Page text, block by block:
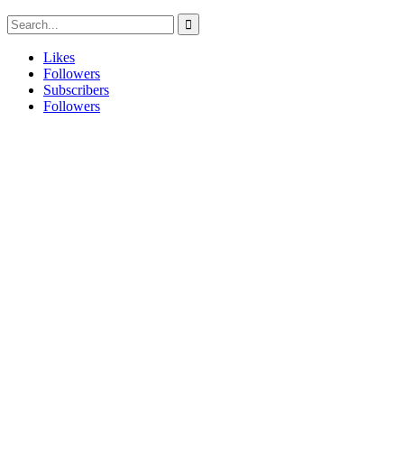
Likes
Followers
Subscribers
Followers